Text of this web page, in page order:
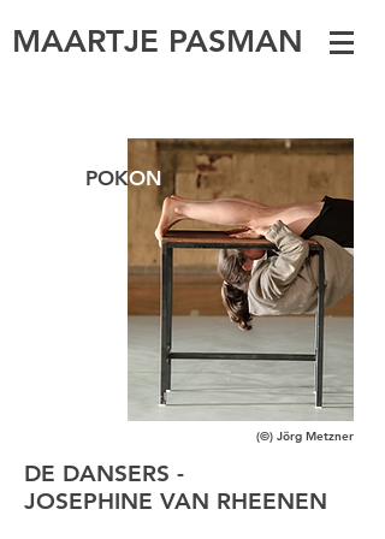
MAARTJE PASMAN
POKON
(©) Jörg Metzner
DE DANSERS -
JOSEPHINE VAN RHEENEN